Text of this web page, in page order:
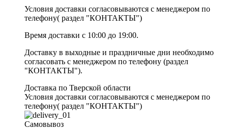
Условия доставки согласовываются с менеджером по
телефону( раздел "КОНТАКТЫ")
Время доставки с 10:00 до 19:00.
Доставку в выходные и праздничные дни необходимо
согласовать с менеджером по телефону (раздел
"КОНТАКТЫ").
Доставка по Тверской области
Условия доставки согласовываются с менеджером по
телефону( раздел "КОНТАКТЫ")
Самовывоз